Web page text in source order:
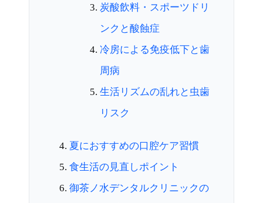
炭酸飲料・スポーツドリ
ンクと酸蝕症
冷房による免疫低下と歯
周病
生活リズムの乱れと虫歯
リスク
夏におすすめの口腔ケア習慣
食生活の見直しポイント
御茶ノ水デンタルクリニックの